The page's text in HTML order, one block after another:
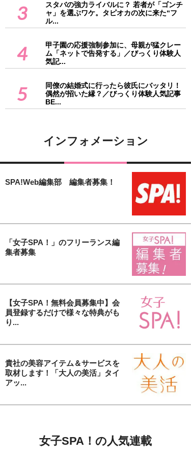
3
スタバの強力ライバルに？ 若者が「ゴンチ
ャ」を選ぶワケ。タピオカの次に来た“フ
ル...
4
甲子園の応援強制参加に、母親が猛クレー
ム「ネットで告発する」／びっくり体験人
気記...
5
同僚の結婚式に行ったら彼氏にバッタリ！
偶然が招いた縁？／びっくり体験人気記事
BE...
インフォメーション
SPA!Web編集部 編集者募集！
「女子SPA！」のフリーランス編
集者募集
【女子SPA！無料会員募集中】会
員登録するだけで様々な特典がも
り...
貴社の美容アイテム＆サービスを
取材します！「大人の美活」タイ
アッ...
女子SPA！の人気連載